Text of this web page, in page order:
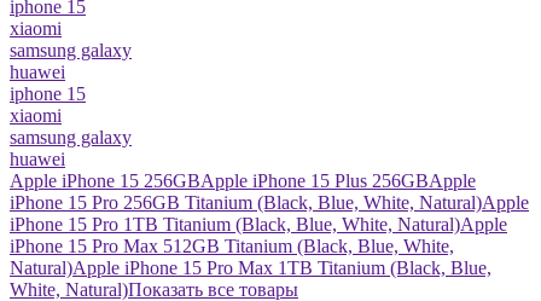
iphone 15
xiaomi
samsung galaxy
huawei
iphone 15
xiaomi
samsung galaxy
huawei
Apple iPhone 15 256GBApple iPhone 15 Plus 256GBApple
iPhone 15 Pro 256GB Titanium (Black, Blue, White, Natural)Apple
iPhone 15 Pro 1TB Titanium (Black, Blue, White, Natural)Apple
iPhone 15 Pro Max 512GB Titanium (Black, Blue, White,
Natural)Apple iPhone 15 Pro Max 1TB Titanium (Black, Blue,
White, Natural)Показать все товары